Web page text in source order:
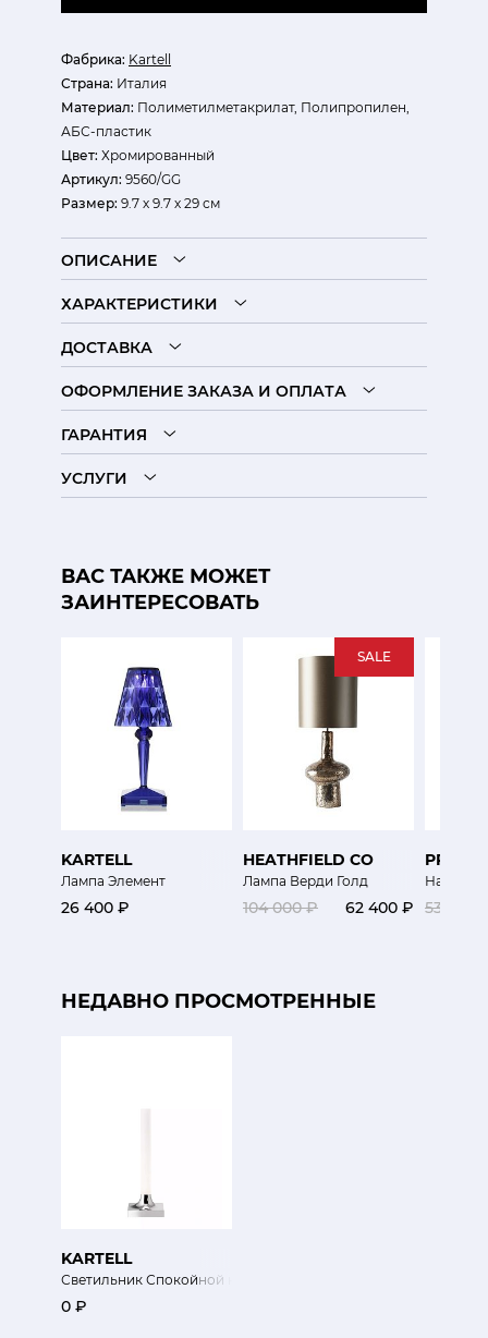
Фабрика: Kartell
Страна: Италия
Материал: Полиметилметакрилат, Полипропилен,
АБС-пластик
Цвет: Хромированный
Артикул: 9560/GG
Размер: 9.7 х 9.7 х 29 см
ОПИСАНИЕ
ХАРАКТЕРИСТИКИ
ДОСТАВКА
ОФОРМЛЕНИЕ ЗАКАЗА И ОПЛАТА
ГАРАНТИЯ
УСЛУГИ
ВАС ТАКЖЕ МОЖЕТ
ЗАИНТЕРЕСОВАТЬ
KARTELL
Лампа Элемент
26 400 ₽
SALE
HEATHFIELD CO
Лампа Верди Голд
104 000 ₽ 62 400 ₽ 53 325 ₽
НЕДАВНО ПРОСМОТРЕННЫЕ
KARTELL
Светильник Спокойной ночи
0 ₽